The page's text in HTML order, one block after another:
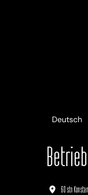
Deutsch
60 stn